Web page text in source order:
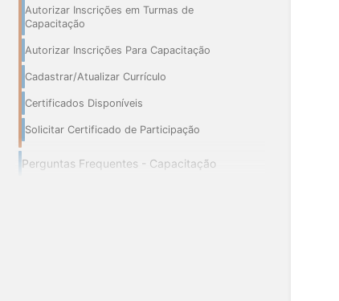
Autorizar Inscrições em Turmas de
Capacitação
Autorizar Inscrições Para Capacitação
Cadastrar/Atualizar Currículo
Certificados Disponíveis
Solicitar Certificado de Participação
Perguntas Frequentes - Capacitação